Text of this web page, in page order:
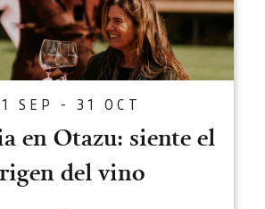
SEP - 31 OCT
en Otazu: siente el
del vino